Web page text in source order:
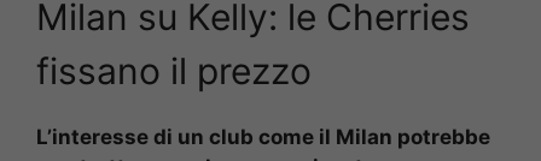
Milan su Kelly: le Cherries
fissano il prezzo
L’interesse di un club come il Milan potrebbe